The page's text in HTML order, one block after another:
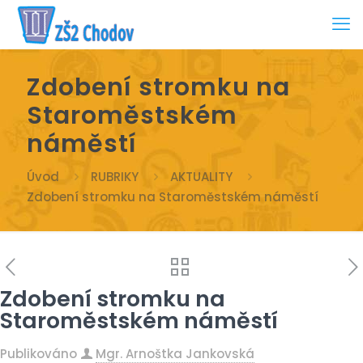
Zdobení stromku na
Staroměstském
náměstí
Úvod RUBRIKY
AKTUALITY
Zdobení stromku na Staroměstském náměstí
Zdobení stromku na
Staroměstském náměstí
Publikováno Mgr. Arnoštka Jankovská